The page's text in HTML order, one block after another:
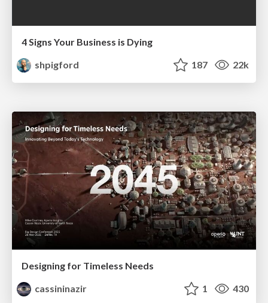
4 Signs Your Business is Dying
shpigford
187 22k
Designing for Timeless Needs
cassininazir
1 430